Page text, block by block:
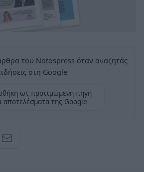
του Notospress όταν αναζητάς
στη Google
ως προτιμώμενη πηγή
αποτελέσματα της Google